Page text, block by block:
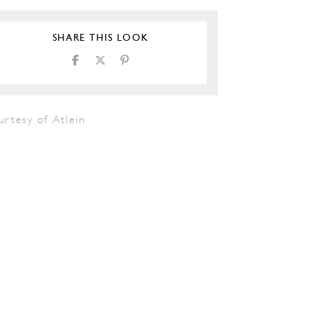
SHARE THIS LOOK
of Atlein